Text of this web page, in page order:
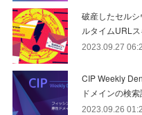
破産したセル
ルタイムURL
2023.09.27
CIP Weekly
ドメインの検
2023.09.26